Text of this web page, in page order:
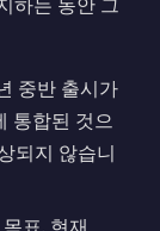
중반 출시가
통합된 것으
되지 않습니